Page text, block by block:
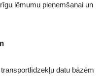
lēmumu pieņemšanai un
datu bāzēm